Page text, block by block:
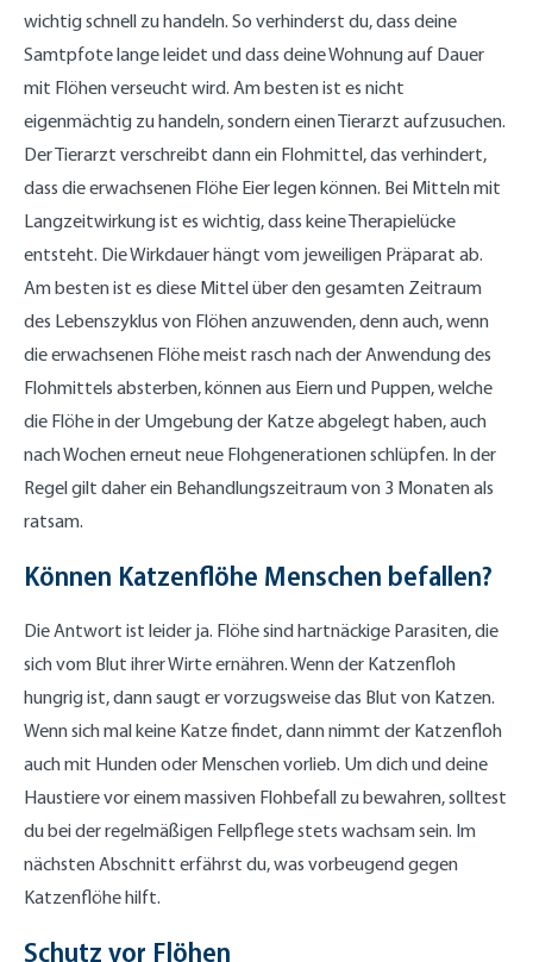
wichtig schnell zu handeln. So verhinderst du, dass deine
Samtpfote lange leidet und dass deine Wohnung auf Dauer
mit Flöhen verseucht wird. Am besten ist es nicht
eigenmächtig zu handeln, sondern einen Tierarzt aufzusuchen.
Der Tierarzt verschreibt dann ein Flohmittel, das verhindert,
dass die erwachsenen Flöhe Eier legen können. Bei Mitteln mit
Langzeitwirkung ist es wichtig, dass keine Therapielücke
entsteht. Die Wirkdauer hängt vom jeweiligen Präparat ab.
Am besten ist es diese Mittel über den gesamten Zeitraum
des Lebenszyklus von Flöhen anzuwenden, denn auch, wenn
die erwachsenen Flöhe meist rasch nach der Anwendung des
Flohmittels absterben, können aus Eiern und Puppen, welche
die Flöhe in der Umgebung der Katze abgelegt haben, auch
nach Wochen erneut neue Flohgenerationen schlüpfen. In der
Regel gilt daher ein Behandlungszeitraum von 3 Monaten als
ratsam.
Können Katzenflöhe Menschen befallen?
Die Antwort ist leider ja. Flöhe sind hartnäckige Parasiten, die
sich vom Blut ihrer Wirte ernähren. Wenn der Katzenfloh
hungrig ist, dann saugt er vorzugsweise das Blut von Katzen.
Wenn sich mal keine Katze findet, dann nimmt der Katzenfloh
auch mit Hunden oder Menschen vorlieb. Um dich und deine
Haustiere vor einem massiven Flohbefall zu bewahren, solltest
du bei der regelmäßigen Fellpflege stets wachsam sein. Im
nächsten Abschnitt erfährst du, was vorbeugend gegen
Katzenflöhe hilft.
Schutz vor Flöhen